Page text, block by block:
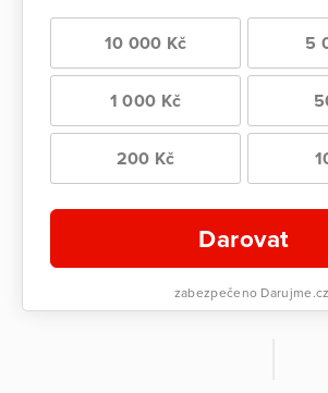
10 000 Kč 5
1 000 Kč
200 Kč
Darovat
zabezpečeno Darujme.cz